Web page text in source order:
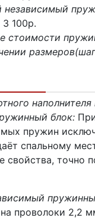
независимый
3 100p.
стоимости
наполнителя
блок:
пружин
спальному
свойства, точно
проволоки 2,2